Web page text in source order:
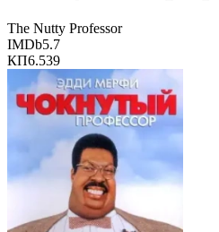
The Nutty Professor
IMDb5.7
КП6.539